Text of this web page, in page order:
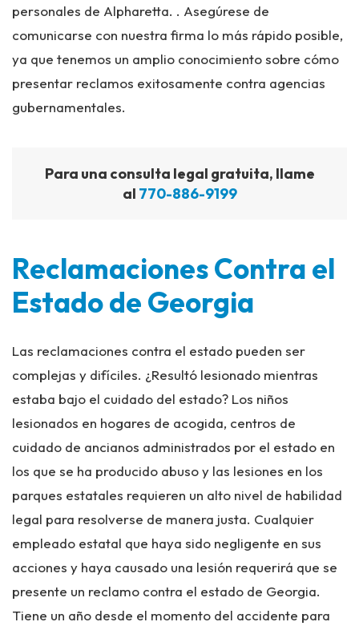
personales de Alpharetta. . Asegúrese de
comunicarse con nuestra firma lo más rápido posible,
ya que tenemos un amplio conocimiento sobre cómo
presentar reclamos exitosamente contra agencias
gubernamentales.
Para una consulta legal gratuita, llame
al 770-886-9199
Reclamaciones Contra el
Estado de Georgia
Las reclamaciones contra el estado pueden ser
complejas y difíciles. ¿Resultó lesionado mientras
estaba bajo el cuidado del estado? Los niños
lesionados en hogares de acogida, centros de
cuidado de ancianos administrados por el estado en
los que se ha producido abuso y las lesiones en los
parques estatales requieren un alto nivel de habilidad
legal para resolverse de manera justa. Cualquier
empleado estatal que haya sido negligente en sus
acciones y haya causado una lesión requerirá que se
presente un reclamo contra el estado de Georgia.
Tiene un año desde el momento del accidente para